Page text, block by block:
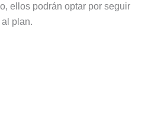
ellos podrán optar por seguir
plan.